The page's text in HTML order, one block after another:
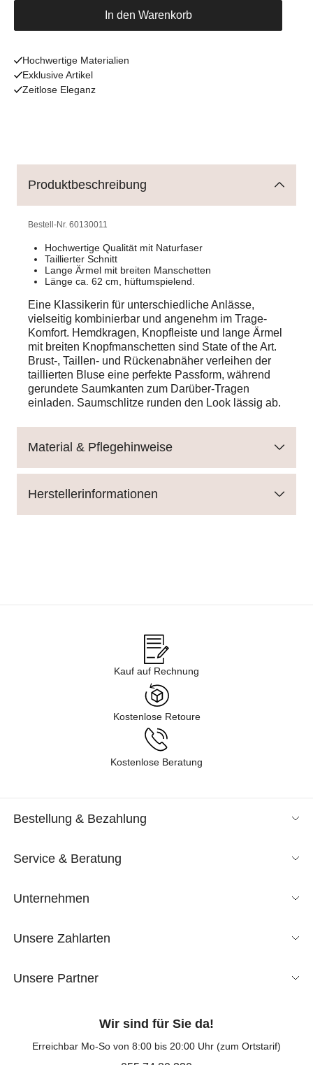
In den Warenkorb
Hochwertige Materialien
Exklusive Artikel
Zeitlose Eleganz
Produktbeschreibung
Bestell-Nr. 60130011
Hochwertige Qualität mit Naturfaser
Taillierter Schnitt
Lange Ärmel mit breiten Manschetten
Länge ca. 62 cm, hüftumspielend.
Eine Klassikerin für unterschiedliche Anlässe,
vielseitig kombinierbar und angenehm im Trage-
Komfort. Hemdkragen, Knopfleiste und lange Ärmel
mit breiten Knopfmanschetten sind State of the Art.
Brust-, Taillen- und Rückenabnäher verleihen der
taillierten Bluse eine perfekte Passform, während
gerundete Saumkanten zum Darüber-Tragen
einladen. Saumschlitze runden den Look lässig ab.
Material & Pflegehinweise
Herstellerinformationen
Kauf auf Rechnung
Kostenlose Retoure
Kostenlose Beratung
Bestellung & Bezahlung
Service & Beratung
Unternehmen
Unsere Zahlarten
Unsere Partner
Wir sind für Sie da!
Erreichbar Mo-So von 8:00 bis 20:00 Uhr (zum Ortstarif)